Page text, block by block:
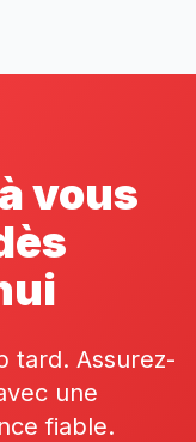
vous
tard. Assurez-
une
fiable.